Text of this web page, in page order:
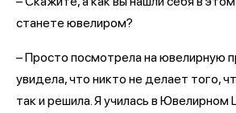
станете ювелиром?
– Просто посмотрела на ювелирную
увидела, что никто не делает того,
так и решила. Я училась в Ювелирном